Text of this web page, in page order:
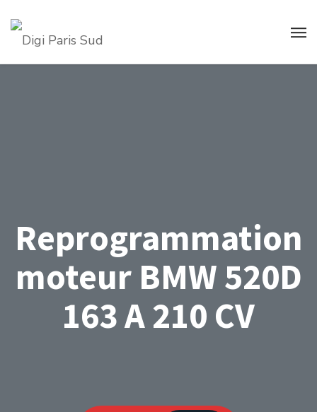
Reprogrammation
moteur BMW 520D
163 A 210 CV